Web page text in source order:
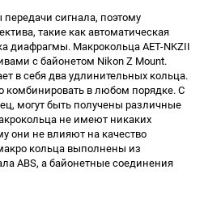
сигнала, поэтому
такие как автоматическая
диафрагмы. Макрокольца AET-NKZII
c байонетом Nikon Z Mount.
в себя два удлинительных кольца.
в любом порядке. С
могут быть получены различные
не имеют никаких
они не влияют на качество
кольца выполнены из
ABS, а байонетные соединения